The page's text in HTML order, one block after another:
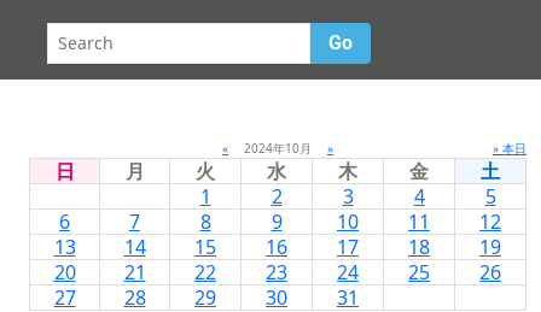
Go
« 2024年10月 » » 本日
日 月 火 水 木 金
土
1
2 3 4
5
6
7 8 9 10 11
12
13
14 15 16 17 18
19
20
21 22 23 24 25
26
27
28 29 30 31